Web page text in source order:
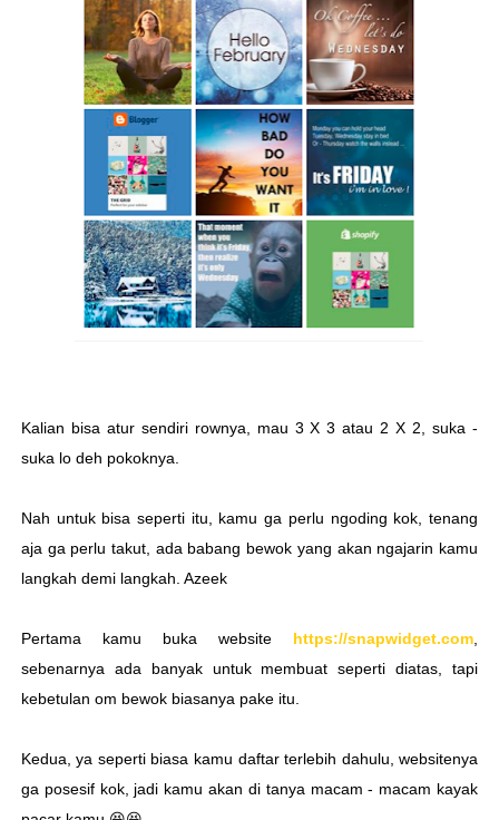
Kalian bisa atur sendiri rownya, mau 3 X 3 atau 2 X 2, suka -
suka lo deh pokoknya.
Nah untuk bisa seperti itu, kamu ga perlu ngoding kok, tenang
aja ga perlu takut, ada babang bewok yang akan ngajarin kamu
langkah demi langkah. Azeek
Pertama kamu buka website https://snapwidget.com
sebenarnya ada banyak untuk membuat seperti diatas, tapi
kebetulan om bewok biasanya pake itu.
Kedua, ya seperti biasa kamu daftar terlebih dahulu, websitenya
ga posesif kok, jadi kamu akan di tanya macam - macam kayak